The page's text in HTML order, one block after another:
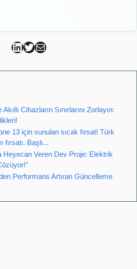
Can Kütahya Linkedin
Can Kütahya Twitter
Can Kütahya Mail
Cihazların Sınırlarını Zorlayın:
13 için sunulan sıcak fırsat! Türk
Başlı...
Heyecan Veren Dev Proje: Elektrik
Performans Artıran Güncelleme